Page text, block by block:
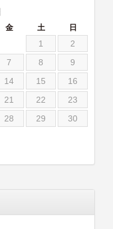
金 土 日
1
2
7 8
9
14 15
16
21 22
23
28 29
30